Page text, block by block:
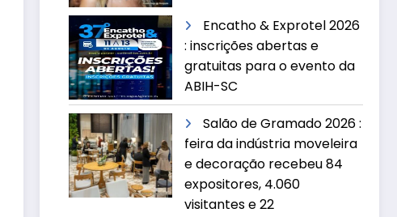
Encatho & Exprotel 2026
: inscrições abertas e
gratuitas para o evento da
ABIH-SC
Salão de Gramado 2026 :
feira da indústria moveleira
e decoração recebeu 84
expositores, 4.060
visitantes e 22